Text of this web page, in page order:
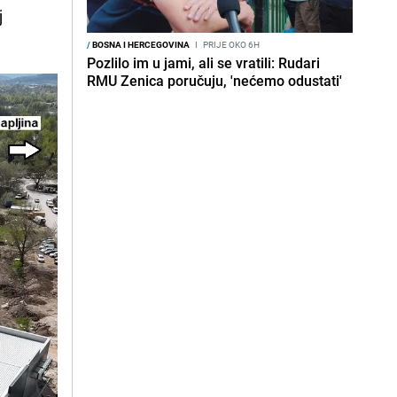
/BOSNA I HERCEGOVINA I PRIJE OKO 6H
Pozlilo im u jami, ali se vratili: Rudari
RMU Zenica poručuju, 'nećemo odustati'